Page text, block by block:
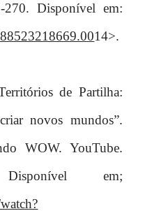
Disponível em:
14>.
de Partilha:
novos mundos”.
WOW. YouTube.
em;